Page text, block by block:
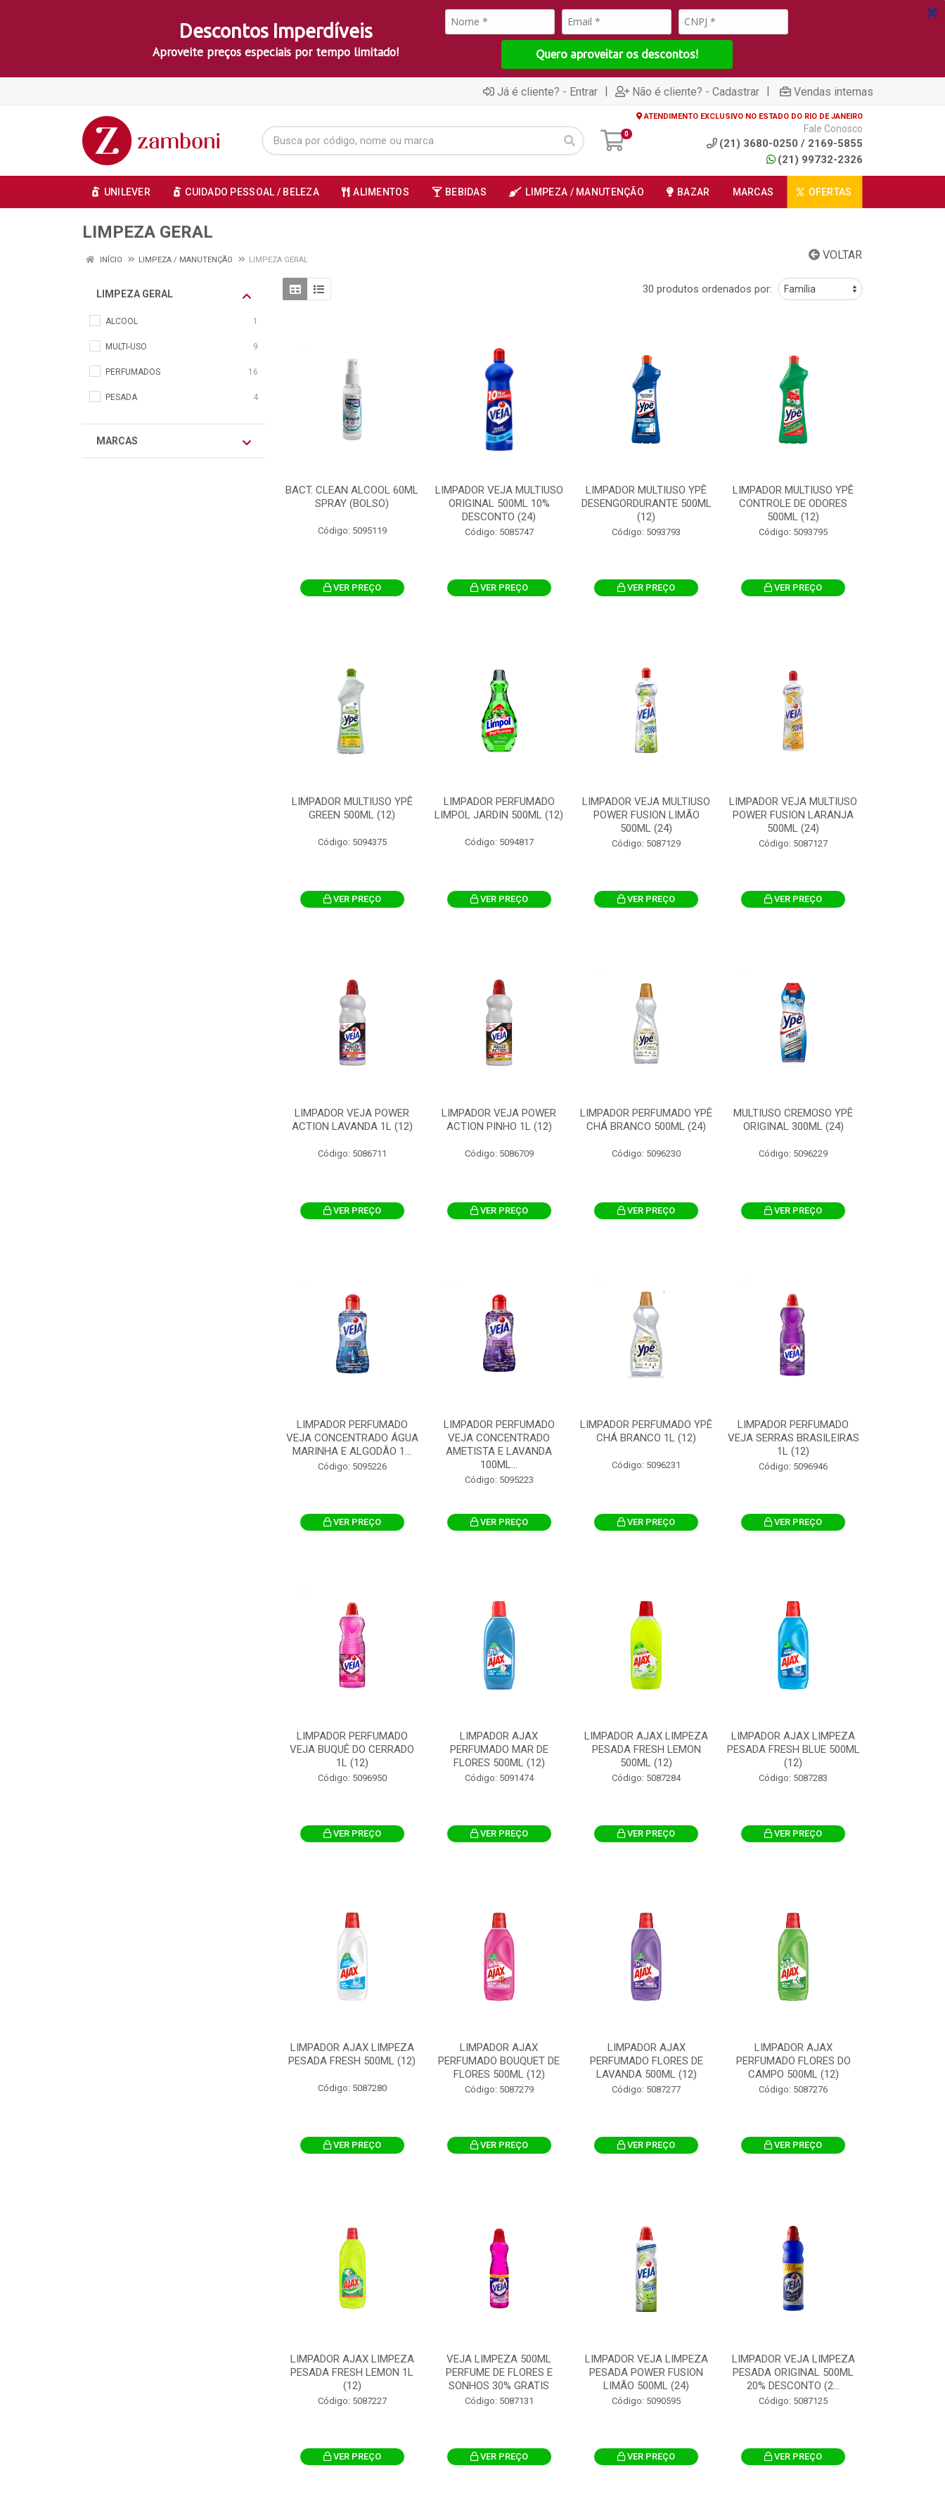
Descontos Imperdíveis
Aproveite preços especiais por tempo limitado! Quero aproveitar os descontos!
Já é cliente? - Entrar | Não é cliente? - Cadastrar | Vendas internas
0
ATENDIMENTO EXCLUSIVO NO ESTADO DO RIO DE JANEIRO
Fale Conosco
(21) 3680-0250 / 2169-5855
(21) 99732-2326
UNILEVER CUIDADO PESSOAL / BELEZA ALIMENTOS BEBIDAS LIMPEZA / MANUTENÇÃO BAZAR MARCAS OFERTAS
LIMPEZA GERAL
VOLTAR
INÍCIO LIMPEZA / MANUTENÇÃO LIMPEZA GERAL
LIMPEZA GERAL
ALCOOL 1
MULTI-USO 9
PERFUMADOS 16
PESADA 4
MARCAS
30 produtos ordenados por:
BACT. CLEAN ALCOOL 60ML
SPRAY (BOLSO)
Código: 5095119
VER PREÇO
LIMPADOR VEJA MULTIUSO
ORIGINAL 500ML 10%
DESCONTO (24)
Código: 5085747
VER PREÇO
LIMPADOR MULTIUSO YPÊ
DESENGORDURANTE 500ML
(12)
Código: 5093793
VER PREÇO
LIMPADOR MULTIUSO YPÊ
CONTROLE DE ODORES
500ML (12)
Código: 5093795
VER PREÇO
LIMPADOR MULTIUSO YPÊ
GREEN 500ML (12)
Código: 5094375
VER PREÇO
LIMPADOR PERFUMADO
LIMPOL JARDIN 500ML (12)
Código: 5094817
VER PREÇO
LIMPADOR VEJA MULTIUSO
POWER FUSION LIMÃO
500ML (24)
Código: 5087129
VER PREÇO
LIMPADOR VEJA MULTIUSO
POWER FUSION LARANJA
500ML (24)
Código: 5087127
VER PREÇO
LIMPADOR VEJA POWER
ACTION LAVANDA 1L (12)
Código: 5086711
VER PREÇO
LIMPADOR VEJA POWER
ACTION PINHO 1L (12)
Código: 5086709
VER PREÇO
LIMPADOR PERFUMADO YPÊ
CHÁ BRANCO 500ML (24)
Código: 5096230
VER PREÇO
MULTIUSO CREMOSO YPÊ
ORIGINAL 300ML (24)
Código: 5096229
VER PREÇO
LIMPADOR PERFUMADO
VEJA CONCENTRADO ÁGUA
MARINHA E ALGODÃO 1...
Código: 5095226
VER PREÇO
LIMPADOR PERFUMADO
VEJA CONCENTRADO
AMETISTA E LAVANDA
100ML...
Código: 5095223
VER PREÇO
LIMPADOR PERFUMADO YPÊ
CHÁ BRANCO 1L (12)
Código: 5096231
VER PREÇO
LIMPADOR PERFUMADO
VEJA SERRAS BRASILEIRAS
1L (12)
Código: 5096946
VER PREÇO
LIMPADOR PERFUMADO
VEJA BUQUÊ DO CERRADO
1L (12)
Código: 5096950
VER PREÇO
LIMPADOR AJAX
PERFUMADO MAR DE
FLORES 500ML (12)
Código: 5091474
VER PREÇO
LIMPADOR AJAX LIMPEZA
PESADA FRESH LEMON
500ML (12)
Código: 5087284
VER PREÇO
LIMPADOR AJAX LIMPEZA
PESADA FRESH BLUE 500ML
(12)
Código: 5087283
VER PREÇO
LIMPADOR AJAX LIMPEZA
PESADA FRESH 500ML (12)
Código: 5087280
VER PREÇO
LIMPADOR AJAX
PERFUMADO BOUQUET DE
FLORES 500ML (12)
Código: 5087279
VER PREÇO
LIMPADOR AJAX
PERFUMADO FLORES DE
LAVANDA 500ML (12)
Código: 5087277
VER PREÇO
LIMPADOR AJAX
PERFUMADO FLORES DO
CAMPO 500ML (12)
Código: 5087276
VER PREÇO
LIMPADOR AJAX LIMPEZA
PESADA FRESH LEMON 1L
(12)
Código: 5087227
VER PREÇO
VEJA LIMPEZA 500ML
PERFUME DE FLORES E
SONHOS 30% GRATIS
Código: 5087131
VER PREÇO
LIMPADOR VEJA LIMPEZA
PESADA POWER FUSION
LIMÃO 500ML (24)
Código: 5090595
VER PREÇO
LIMPADOR VEJA LIMPEZA
PESADA ORIGINAL 500ML
20% DESCONTO (2...
Código: 5087125
VER PREÇO